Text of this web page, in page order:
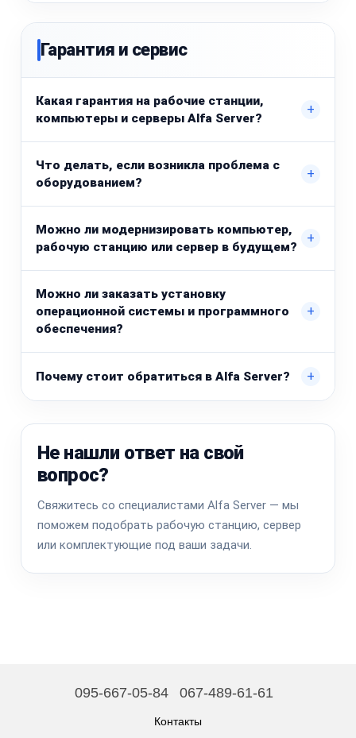
Гарантия и сервис
Какая гарантия на рабочие станции,
компьютеры и серверы Alfa Server?
+
Что делать, если возникла проблема с
оборудованием?
+
Можно ли модернизировать компьютер,
рабочую станцию или сервер в будущем?
+
Можно ли заказать установку
операционной системы и программного
обеспечения?
+
Почему стоит обратиться в Alfa Server? +
Не нашли ответ на свой
вопрос?
Свяжитесь со специалистами Alfa Server — мы
поможем подобрать рабочую станцию, сервер
или комплектующие под ваши задачи.
095-667-05-84 067-489-61-61
Контакты